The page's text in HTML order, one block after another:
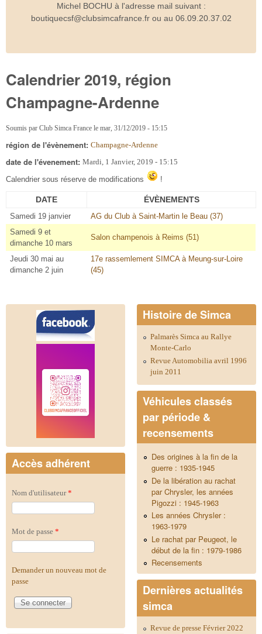
Michel BOCHU à l'adresse mail suivant :
boutiquecsf@clubsimcafrance.fr ou au 06.09.20.37.02
Calendrier 2019, région
Champagne-Ardenne
Soumis par Club Simca France le mar, 31/12/2019 - 15:15
région de l'évènement: Champagne-Ardenne
date de l'évenement: Mardi, 1 Janvier, 2019 - 15:15
Calendrier sous réserve de modifications !
DATE ÉVÈNEMENTS
Samedi 19 janvier
AG du Club à Saint-Martin le Beau (37)
Samedi 9 et
dimanche 10 mars
Salon champenois à Reims (51)
Jeudi 30 mai au
dimanche 2 juin
17e rassemlement SIMCA à Meung-sur-Loire
(45)
Accès adhérent
Nom d'utilisateur*
Mot de passe *
Demander un nouveau mot de
passe
Histoire de Simca
Palmarès Simca au Rallye
Monte-Carlo
Revue Automobilia avril 1996
juin 2011
Véhicules classés
par période &
recensements
Des origines à la fin de la
guerre : 1935-1945
De la libération au rachat
par Chrysler, les années
Pigozzi : 1945-1963
Les années Chrysler :
1963-1979
Le rachat par Peugeot, le
début de la fin : 1979-1986
Recensements
Dernières actualités
simca
Revue de presse Février 2022